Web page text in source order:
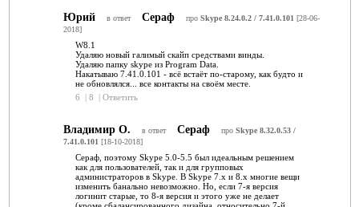
Юрий в ответ Сераф про Skype 8.24.0.2 / 7.41.0.101 [28-06-
2018]
W8.1
Удаляю новый галимый скайп средствами винды.
Удаляю папку skype из Program Data.
Накатываю 7.41.0.101 - всё встаёт по-старому, как будто и
не обновлялся... все контакты на своём месте.
6
| 8 | Ответить
Владимир О. в ответ Сераф про Skype 8.32.0.53 /
7.41.0.101 [18-10-2018]
Сераф, поэтому Skype 5.0-5.5 был идеальным решением
как для пользователей, так и для групповых
администраторов в Skype. В Skype 7.x и 8.x многие вещи
изменить банально невозможно. Но, если 7-я версия
логинит старые, то 8-я версия и этого уже не делает